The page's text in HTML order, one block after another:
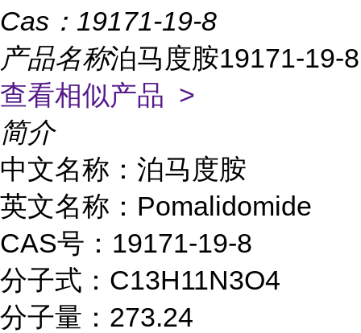
Cas： 19171-19-8
产品名称泊马度胺19171-19-8
查看相似产品 >
简介
中文名称：泊马度胺
英文名称：Pomalidomide
CAS号：19171-19-8
分子式：C13H11N3O4
分子量：273.24